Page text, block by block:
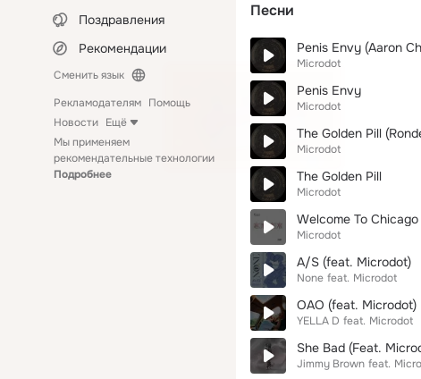
Поздравления
Рекомендации
Сменить язык
Рекламодателям Помощь
Новости Ещё
Мы применяем
рекомендательные технологии
Подробнее
Песни
Penis Envy (Aaron
Microdot
Penis Envy
Microdot
The Golden Pill
Microdot
The Golden Pill
Microdot
Welcome To
Microdot
A/S (feat. Microdot)
None feat. Microdot
OAO (feat. Microdot)
YELLA D feat. Microdot
She Bad (Feat.
Jimmy Brown feat.